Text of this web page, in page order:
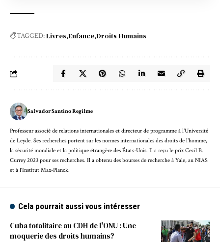
TAGGED:Livres Enfance Droits Humains
Salvador Santino Regilme
Professeur associé de relations internationales et directeur de programme à l'Université
de Leyde. Ses recherches portent sur les normes internationales des droits de l'homme,
la sécurité mondiale et la politique étrangère des États-Unis. Il a reçu le prix Cecil B.
Currey 2023 pour ses recherches. Il a obtenu des bourses de recherche à Yale, au NIAS
et à l'Institut Max-Planck.
Cela pourrait aussi vous intéresser
Cuba totalitaire au CDH de l'ONU : Une
moquerie des droits humains?